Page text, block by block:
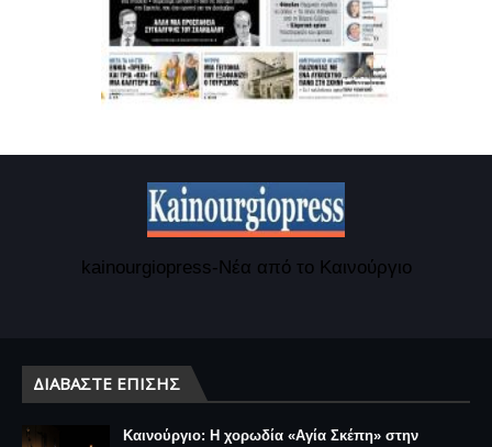
kainourgiopress-Νέα από το Καινούργιο
ΔΙΑΒΆΣΤΕ ΕΠΊΣΗΣ
Καινούργιο: Η χορωδία «Αγία Σκέπη» στην